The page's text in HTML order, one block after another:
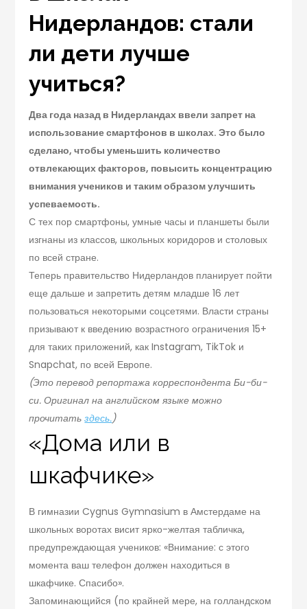
Нидерландов: стали
ли дети лучше
учиться?
Два года назад в Нидерландах ввели запрет на
использование смартфонов в школах. Это было
сделано, чтобы уменьшить количество
отвлекающих факторов, повысить концентрацию
внимания учеников и таким образом улучшить
успеваемость.
С тех пор смартфоны, умные часы и планшеты были
изгнаны из классов, школьных коридоров и столовых
по всей стране.
Теперь правительство Нидерландов планирует пойти
еще дальше и запретить детям младше 16 лет
пользоваться некоторыми соцсетями. Власти страны
призывают к введению возрастного ограничения 15+
для таких приложений, как Instagram, TikTok и
Snapchat, по всей Европе.
(Это перевод репортажа корреспондента Би-би-
си. Оригинал на английском языке можно
прочитатьздесь.)
«Дома или в
шкафчике»
В гимназии Cygnus Gymnasium в Амстердаме на
школьных воротах висит ярко-желтая табличка,
предупреждающая учеников: «Внимание: с этого
момента ваш телефон должен находиться в
шкафчике. Спасибо».
Запоминающийся (по крайней мере, на голландском